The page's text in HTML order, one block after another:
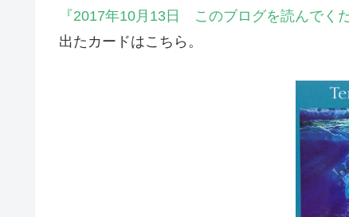
『2017年10月13日 このブログを読んでく
出たカードはこちら。